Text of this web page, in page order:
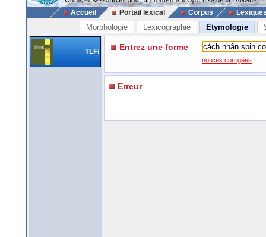
Accueil Portail lexical Corpus
Morphologie Lexicographie Etymologie
TLFi Entrez une forme
notices corrigées
Erreur